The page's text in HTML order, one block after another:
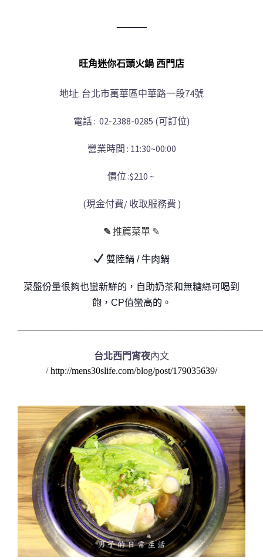
───
旺角迷你石頭火鍋 西門店
地址: 台北市萬華區中華路一段74號
電話 : 02-2388-0285 (可訂位)
營業時間 : 11:30~00:00
價位 :$210 ~
(現金付費/ 收取服務費 )
✎推薦菜單 ✎
雙陸鍋 / 牛肉鍋
菜盤份量很夠也蠻新鮮的，自助奶茶和無糖綠可喝到
飽，CP值蠻高的。
台北西門宵夜內文
/http://mens30slife.com/blog/post/179035639/